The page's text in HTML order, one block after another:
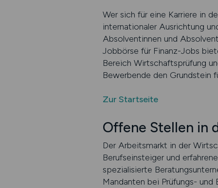
Wer sich für eine Karriere in
internationaler Ausrichtung
Absolventinnen und
Jobbörse für Finanz-Jobs
Bereich Wirtschaftsprüfung
Bewerbende den Grundstein
Zur Startseite
Offene Stellen in
Der Arbeitsmarkt in der
Berufseinsteiger und
spezialisierte
Mandanten bei Prüfungs-